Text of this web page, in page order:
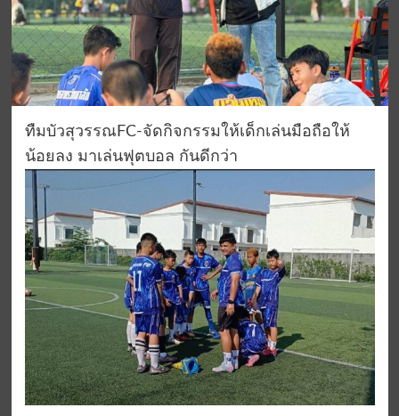
ทืมบัวสุวรรณFC-จัดกิจกรรมให้เด็กเล่นมือถือให้
น้อยลง มาเล่นฟุตบอล กันดีกว่า